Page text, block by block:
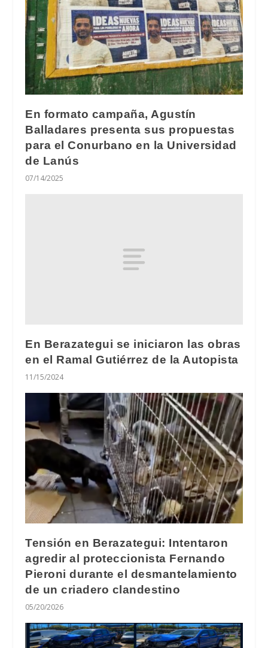
En formato campaña, Agustín
Balladares presenta sus propuestas
para el Conurbano en la Universidad
de Lanús
07/14/2025
En Berazategui se iniciaron las obras
en el Ramal Gutiérrez de la Autopista
11/15/2024
Tensión en Berazategui: Intentaron
agredir al proteccionista Fernando
Pieroni durante el desmantelamiento
de un criadero clandestino
05/20/2026